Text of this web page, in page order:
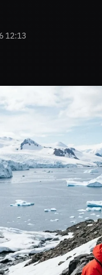
12:13